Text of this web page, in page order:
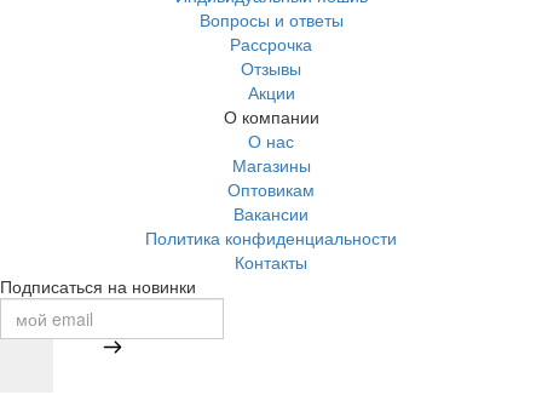
Вопросы и ответы
Рассрочка
Отзывы
Акции
О компании
О нас
Магазины
Оптовикам
Вакансии
Политика конфиденциальности
Контакты
Подписаться на новинки